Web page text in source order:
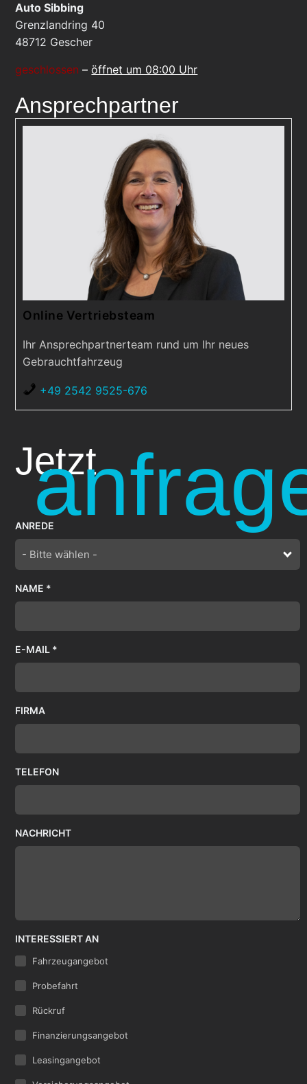
Auto Sibbing
Grenzlandring 40
48712 Gescher
geschlossen –öffnet um 08:00 Uhr
Ansprechpartner
Online Vertriebsteam
Ihr Ansprechpartnerteam rund um Ihr neues
Gebrauchtfahrzeug
+49 2542 9525-676
Jetzt
ANREDE
- Bitte wählen -
NAME *
E-MAIL *
FIRMA
TELEFON
NACHRICHT
INTERESSIERT AN
Fahrzeugangebot
Probefahrt
Rückruf
Finanzierungsangebot
Leasingangebot